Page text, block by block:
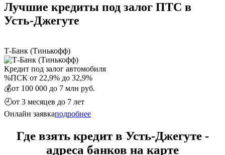
Лучшие кредиты под залог ПТС в
Усть-Джегуте
Т-Банк (Тинькофф)
Кредит под залог автомобиля
%ПСК от 22,9% до 32,9%
💰от 100 000 до 7 млн руб.
🕘от 3 месяцев до 7 лет
Онлайн заявкаподробнее
Где взять кредит в Усть-Джегуте -
адреса банков на карте